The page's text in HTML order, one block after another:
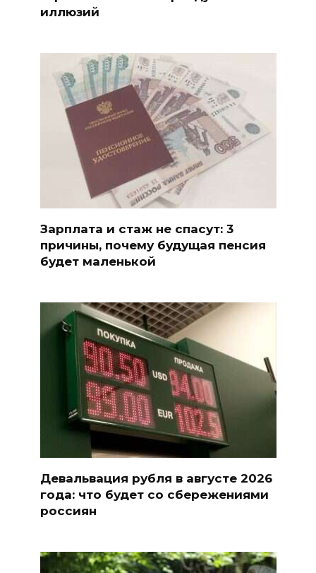
иллюзий
Зарплата и стаж не спасут: 3
причины, почему будущая пенсия
будет маленькой
Девальвация рубля в августе 2026
года: что будет со сбережениями
россиян